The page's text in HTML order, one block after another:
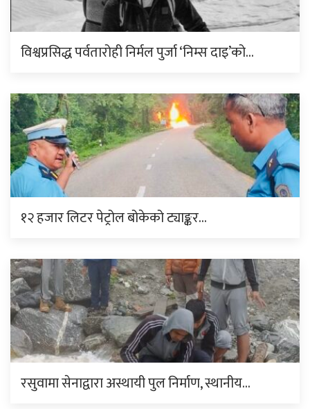
विश्वप्रसिद्ध पर्वतारोही निर्मल पुर्जा ‘निम्स दाइ’को…
१२ हजार लिटर पेट्रोल बोकेको ट्याङ्कर…
रसुवामा सेनाद्वारा अस्थायी पुल निर्माण, स्थानीय…